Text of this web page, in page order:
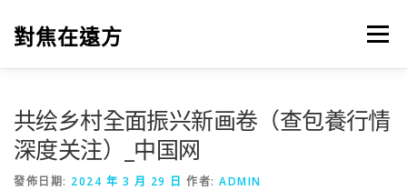
對焦在遠方 選單
共绘乡村全面振兴新画卷（查包養行情
深度关注）_中国网
發佈日期: 2024 年 3 月 29 日 作者: ADMIN